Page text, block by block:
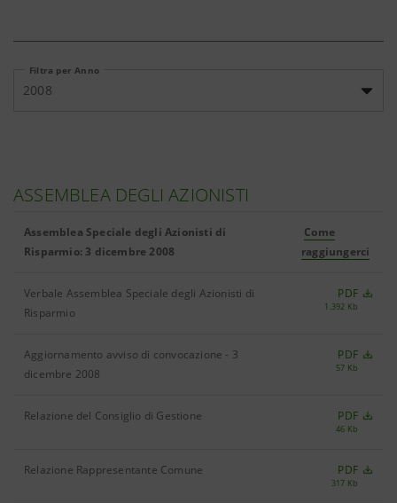
Filtra per Anno
2008
ASSEMBLEA DEGLI AZIONISTI
Assemblea Speciale degli Azionisti di
Risparmio: 3 dicembre 2008
Come
raggiungerci
Verbale Assemblea Speciale degli Azionisti di
Risparmio
PDF
1.392 Kb
Aggiornamento avviso di convocazione - 3
dicembre 2008
PDF
57 Kb
Relazione del Consiglio di Gestione PDF
46 Kb
Relazione Rappresentante Comune PDF
317 Kb